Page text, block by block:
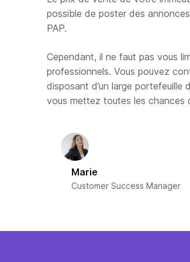
possible de poster des
PAP.
Cependant, il ne faut pas vous
professionnels. Vous pouvez
disposant d’un large portefeuille
vous mettez toutes les chances
Marie
Customer Success Manager